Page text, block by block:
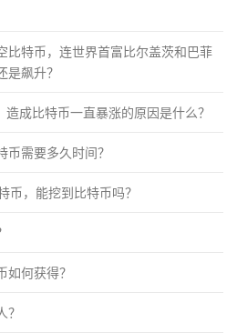
比特币，连世界首富比尔盖茨和巴菲
飙升？
成比特币一直暴涨的原因是什么？
需要多久时间？
币，能挖到比特币吗？
何获得？